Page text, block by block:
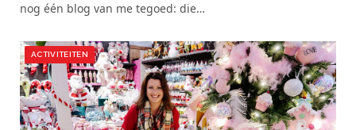
nog één blog van me tegoed: die…
ACTIVITEITEN